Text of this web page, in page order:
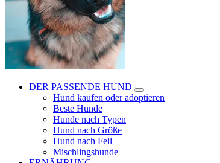
DER PASSENDE HUND
Hund kaufen oder adoptieren
Beste Hunde
Hunde nach Typen
Hund nach Größe
Hund nach Fell
Mischlingshunde